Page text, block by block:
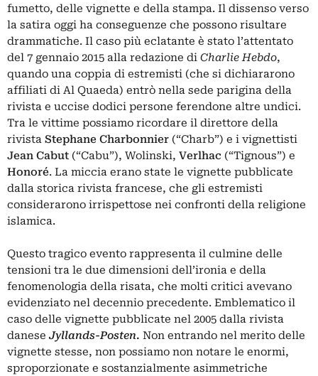
fumetto, delle vignette e della stampa. Il dissenso verso
la satira oggi ha conseguenze che possono risultare
drammatiche. Il caso più eclatante è stato l’attentato
del 7 gennaio 2015 alla redazione di Charlie Hebdo,
quando una coppia di estremisti (che si dichiararono
affiliati di Al Quaeda) entrò nella sede parigina della
rivista e uccise dodici persone ferendone altre undici.
Tra le vittime possiamo ricordare il direttore della
rivista Stephane Charbonnier (“Charb”) e i vignettisti
Jean Cabut (“Cabu”), Wolinski, Verlhac (“Tignous”) e
Honoré. La miccia erano state le vignette pubblicate
dalla storica rivista francese, che gli estremisti
considerarono irrispettose nei confronti della religione
islamica.
Questo tragico evento rappresenta il culmine delle
tensioni tra le due dimensioni dell’ironia e della
fenomenologia della risata, che molti critici avevano
evidenziato nel decennio precedente. Emblematico il
caso delle vignette pubblicate nel 2005 dalla rivista
daneseJyllands-Posten. Non entrando nel merito delle
vignette stesse, non possiamo non notare le enormi,
sproporzionate e sostanzialmente asimmetriche